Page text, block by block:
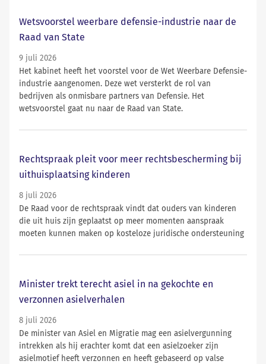
Wetsvoorstel weerbare defensie-industrie naar de
Raad van State
9 juli 2026
Het kabinet heeft het voorstel voor de Wet Weerbare Defensie-
industrie aangenomen. Deze wet versterkt de rol van
bedrijven als onmisbare partners van Defensie. Het
wetsvoorstel gaat nu naar de Raad van State.
Rechtspraak pleit voor meer rechtsbescherming bij
uithuisplaatsing kinderen
8 juli 2026
De Raad voor de rechtspraak vindt dat ouders van kinderen
die uit huis zijn geplaatst op meer momenten aanspraak
moeten kunnen maken op kosteloze juridische ondersteuning
Minister trekt terecht asiel in na gekochte en
verzonnen asielverhalen
8 juli 2026
De minister van Asiel en Migratie mag een asielvergunning
intrekken als hij erachter komt dat een asielzoeker zijn
asielmotief heeft verzonnen en heeft gebaseerd op valse